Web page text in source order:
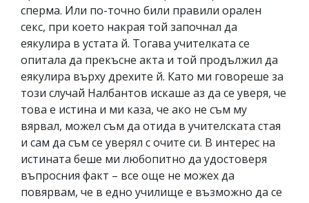
сперма. Или по-точно били правили орален
секс, при което накрая той започнал да
еякулира в устата й. Тогава учителката се
опитала да прекъсне акта и той продължил да
еякулира върху дрехите й. Като ми говореше за
този случай Налбантов искаше аз да се уверя, че
това е истина и ми каза, че ако не съм му
вярвал, можел съм да отида в учителската стая
и сам да съм се уверял с очите си. В интерес на
истината беше ми любопитно да удостоверя
въпросния факт – все още не можех да
повярвам, че в едно училище е възможно да се